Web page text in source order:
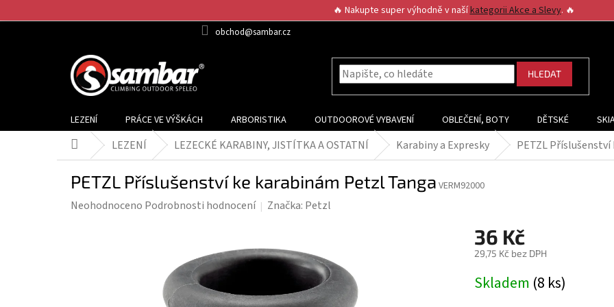
na
🔥 Nakupte super výhodně v našíkategorii Akce a Slevy. 🔥
obchod@sambar.cz
HLEDAT
LEZENÍ PRÁCE VE VÝŠKÁCH ARBORISTIKA OUTDOOROVÉ VYBAVENÍ OBLEČENÍ, BOTY DĚTSKÉ
Domů LEZENÍ LEZECKÉ KARABINY, JISTÍTKA A OSTATNÍ Karabiny a Expresky PETZL
PETZL Příslušenství ke karabinám Petzl Tanga VERM92000
Průměrné
Neohodnoceno Podrobnosti hodnocení Značka: Petzl
36 Kč
29,75 Kč bez DPH
cena:
Skladem (8 ks)